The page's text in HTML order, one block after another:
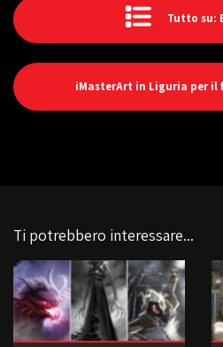
Tutto su:
iMasterArt in Liguria per il
Ti potrebbero interessare...